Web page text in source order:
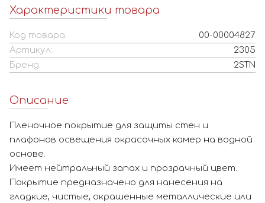
Характеристики товара
Код товара:
00-00004827
Артикул:
2305
Бренд:
2STN
Описание
Пленочное покрытие для защиты стен и
плафонов освещения окрасочных камер на водной
основе.
Имеет нейтральный запах и прозрачный цвет.
Покрытие предназначено для нанесения на
гладкие, чистые, окрашенные металлические или